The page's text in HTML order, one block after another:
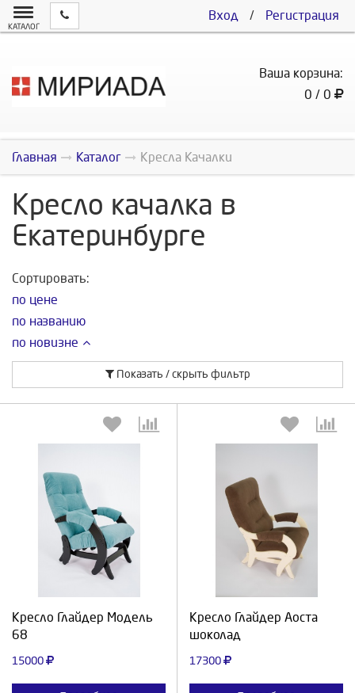
Вход / Регистрация
КАТАЛОГ
Ваша корзина:
0 / 0
Главная Каталог Кресла Качалки
Кресло качалка в
Екатеринбурге
Сортировать:
по цене
по названию
по новизне
Показать / скрыть фильтр
Кресло Глайдер Модель
68
15000
Выберите количество:
Продолжить Отмена
Кресло Глайдер Аоста
шоколад
17300
Выберите количество:
Продолжить Отмена